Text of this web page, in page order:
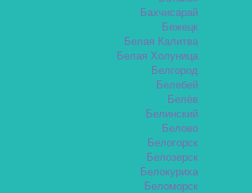
Бахчисарай
Бежецк
Белая Калитва
Белая Холуница
Белгород
Белебей
Белёв
Белинский
Белово
Белогорск
Белозерск
Белокуриха
Беломорск